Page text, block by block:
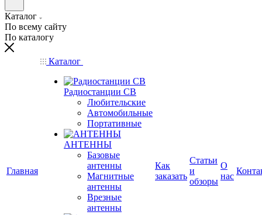
Каталог
По всему сайту
По каталогу
Главная
Каталог
Радиостанции CB
Любительские
Автомобильные
Портативные
АНТЕННЫ
Базовые
антенны
Магнитные
антенны
Врезные
антенны
Как
заказать
Статьи
и
обзоры
О
нас